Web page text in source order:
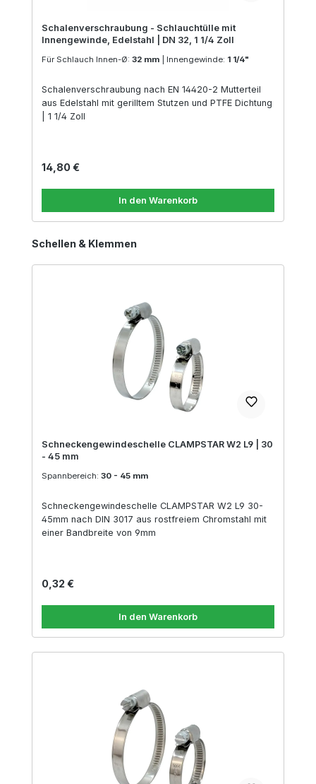
Schalenverschraubung - Schlauchtülle mit
Innengewinde, Edelstahl | DN 32, 1 1/4 Zoll
Für Schlauch Innen-Ø: 32 mm Innengewinde: 1 1/4"
Schalenverschraubung nach EN 14420-2 Mutterteil
aus Edelstahl mit gerilltem Stutzen und PTFE Dichtung
| 1 1/4 Zoll
Regulärer Preis:
14,80 €
In den Warenkorb
Produktgalerie überspringen
Schellen & Klemmen
Schneckengewindeschelle CLAMPSTAR W2 L9 | 30
- 45 mm
Spannbereich: 30 - 45 mm
Schneckengewindeschelle CLAMPSTAR W2 L9 30-
45mm nach DIN 3017 aus rostfreiem Chromstahl mit
einer Bandbreite von 9mm
Regulärer Preis:
0,32 €
In den Warenkorb